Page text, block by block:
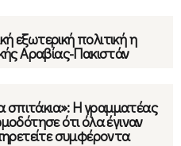
εξωτερική πολιτική η
Αραβίας-Πακιστάν
σπιτάκια»: Η γραμματέας
ότι όλα έγιναν
συμφέροντα